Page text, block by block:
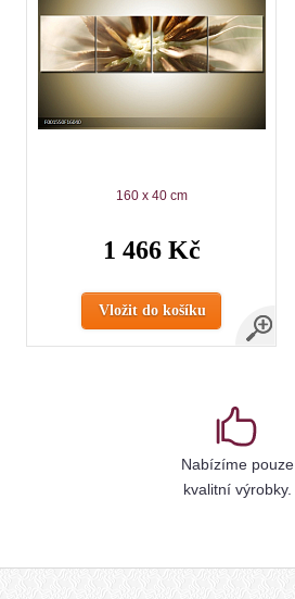
160 x 40 cm
1 466 Kč
Vložit do košíku
Nabízíme pouze
kvalitní výrobky.